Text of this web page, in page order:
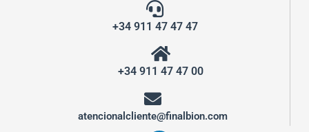
+34 911 47 47 47
+34 911 47 47 00
atencionalcliente@finalbion.com